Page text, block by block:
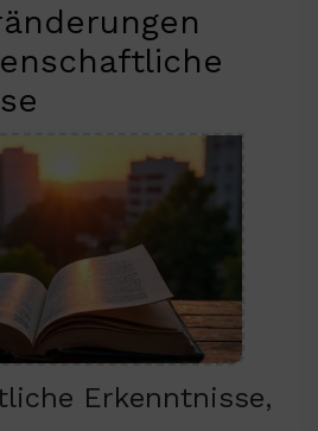
Erkenntnisse,